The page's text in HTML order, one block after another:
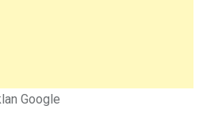
Google